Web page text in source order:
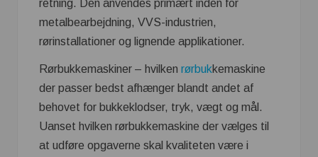
retning. Den anvendes primært inden for
metalbearbejdning, VVS-industrien,
rørinstallationer og lignende applikationer.
Rørbukkemaskiner – hvilken rørbukkemaskine
der passer bedst afhænger blandt andet af
behovet for bukkeklodser, tryk, vægt og mål.
Uanset hvilken rørbukkemaskine der vælges til
at udføre opgaverne skal kvaliteten være i